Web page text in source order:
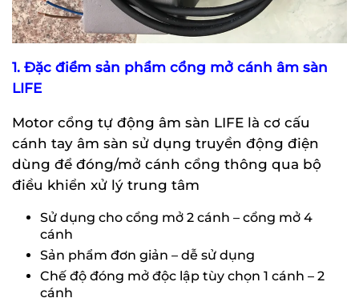
1. Đặc điểm sản phẩm cổng mở cánh âm sàn
LIFE
Motor cổng tự động âm sàn LIFE là cơ cấu
cánh tay âm sàn sử dụng truyền động điện
dùng để đóng/mở cánh cổng thông qua bộ
điều khiển xử lý trung tâm
Sử dụng cho cổng mở 2 cánh – cổng mở 4
cánh
Sản phẩm đơn giản – dễ sử dụng
Chế độ đóng mở độc lập tùy chọn 1 cánh – 2
cánh